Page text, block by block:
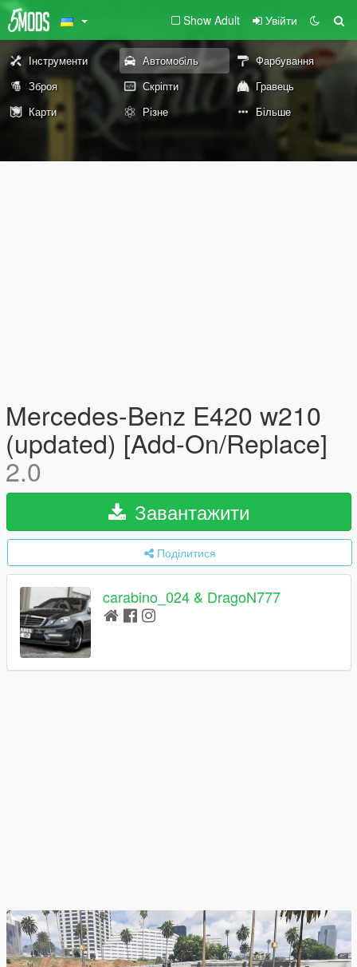
Show Adult Увійти
Інструменти Автомобіль
Фарбування
Зброя
Скріпти
Гравець
Карти
Різне Більше
Mercedes-Benz E420 w210
(updated) [Add-On/Replace]
2.0
Завантажити
Поділитися
carabino_024 & DragoN777